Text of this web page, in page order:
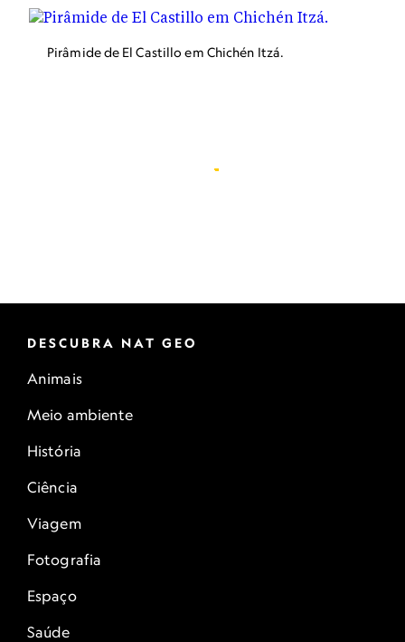
Pirâmide de El Castillo em Chichén Itzá.
DESCUBRA NAT GEO
Animais
Meio ambiente
História
Ciência
Viagem
Fotografia
Espaço
Saúde